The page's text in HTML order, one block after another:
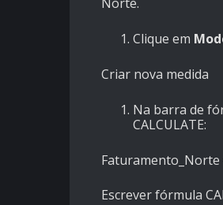
Clique em
Criar nova medida
Na barra de
CALCULATE:
Faturamento_Norte
Escrever fórmula